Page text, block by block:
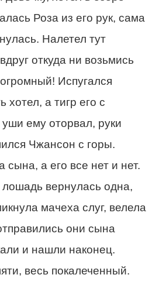
Роза из его рук, сама
Налетел тут
откуда ни возьмись
Испугался
хотел, а тигр его с
ему оторвал, руки
Чжансон с горы.
сына, а его все нет и нет.
вернулась одна,
мачеха слуг, велела
они сына
и нашли наконец.
весь покалеченный.